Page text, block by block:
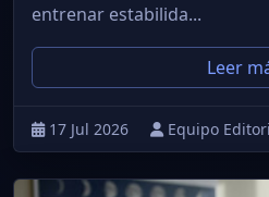
entrenar estabilida...
Leer
17 Jul 2026 Equipo